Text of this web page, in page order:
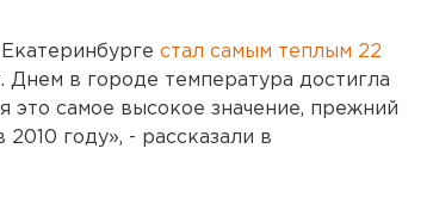
стал самым теплым 22
Днем в городе температура достигла
это самое высокое значение, прежний
году», - рассказали в